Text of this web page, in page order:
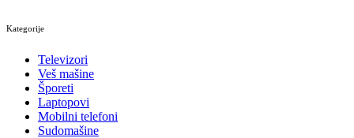
Kategorije
Televizori
Veš mašine
Šporeti
Laptopovi
Mobilni telefoni
Sudomašine